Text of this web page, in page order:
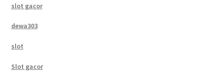
slot gacor
dewa303
slot
Slot gacor